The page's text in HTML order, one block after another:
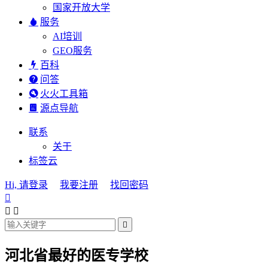
国家开放大学
服务
AI培训
GEO服务
百科
问答
火火工具箱
源点导航
联系
关于
标签云
Hi, 请登录 我要注册
找回密码

 

河北省最好的医专学校